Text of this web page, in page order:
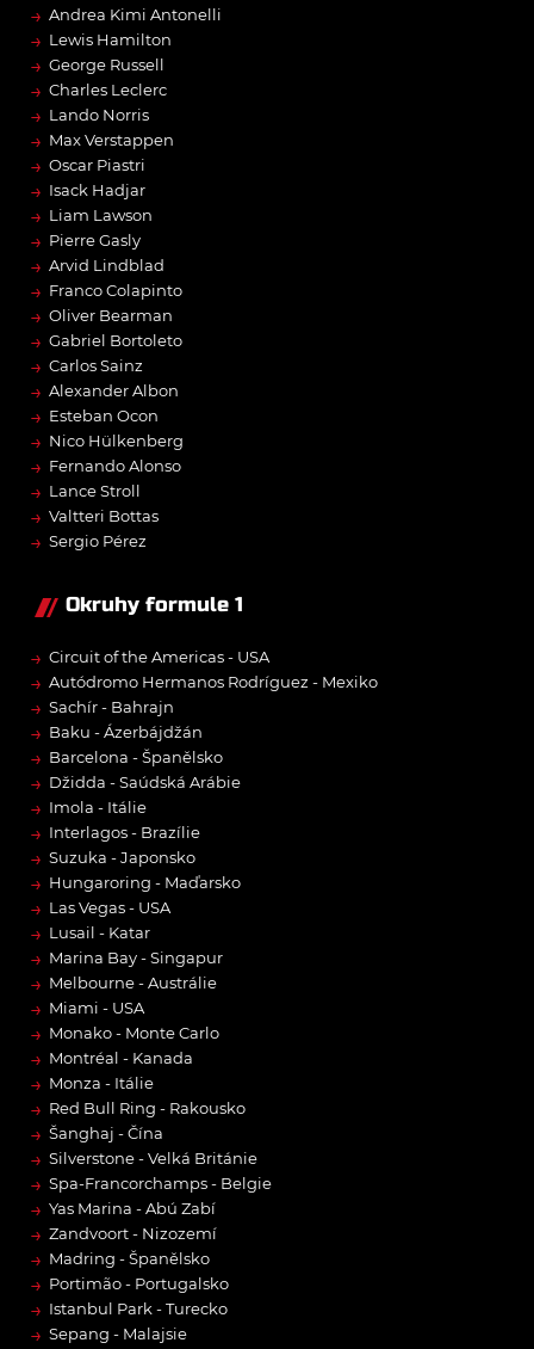
→ Andrea Kimi Antonelli
→ Lewis Hamilton
→ George Russell
→ Charles Leclerc
→ Lando Norris
→ Max Verstappen
→ Oscar Piastri
→ Isack Hadjar
→ Liam Lawson
→ Pierre Gasly
→ Arvid Lindblad
→ Franco Colapinto
→ Oliver Bearman
→ Gabriel Bortoleto
→ Carlos Sainz
→ Alexander Albon
→ Esteban Ocon
→ Nico Hülkenberg
→ Fernando Alonso
→ Lance Stroll
→ Valtteri Bottas
→ Sergio Pérez
Okruhy formule 1
→ Circuit of the Americas - USA
→ Autódromo Hermanos Rodríguez - Mexiko
→ Sachír - Bahrajn
→ Baku - Ázerbájdžán
→ Barcelona - Španělsko
→ Džidda - Saúdská Arábie
→ Imola - Itálie
→ Interlagos - Brazílie
→ Suzuka - Japonsko
→ Hungaroring - Maďarsko
→ Las Vegas - USA
→ Lusail - Katar
→ Marina Bay - Singapur
→ Melbourne - Austrálie
→ Miami - USA
→ Monako - Monte Carlo
→ Montréal - Kanada
→ Monza - Itálie
→ Red Bull Ring - Rakousko
→ Šanghaj - Čína
→ Silverstone - Velká Británie
→ Spa-Francorchamps - Belgie
→ Yas Marina - Abú Zabí
→ Zandvoort - Nizozemí
→ Madring - Španělsko
→ Portimão - Portugalsko
→ Istanbul Park - Turecko
→ Sepang - Malajsie